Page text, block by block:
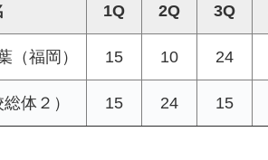
1Q 2Q 3Q
（福岡） 15 10 24
体２） 15 24 15